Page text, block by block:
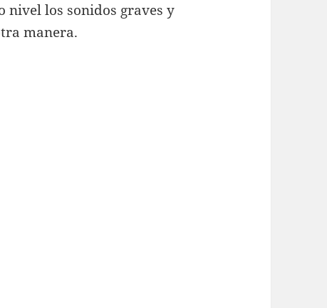
nivel los sonidos graves y
manera.